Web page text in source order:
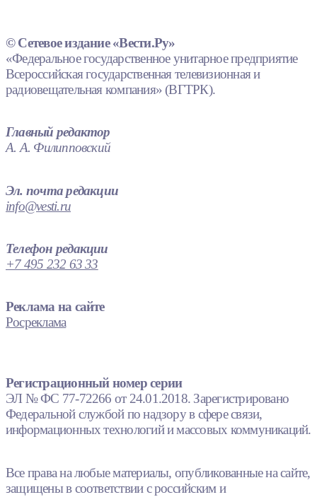
© Сетевое издание «Вести.Ру»
«Федеральное государственное унитарное предприятие
Всероссийская государственная телевизионная и
радиовещательная компания» (ВГТРК).
Главный редактор
А. А. Филипповский
Эл. почта редакции
info@vesti.ru
Телефон редакции
+7 495 232 63 33
Реклама на сайте
Росреклама
Регистрационный номер серии
ЭЛ № ФС 77-72266 от 24.01.2018. Зарегистрировано
Федеральной службой по надзору в сфере связи,
информационных технологий и массовых коммуникаций.
Все права на любые материалы, опубликованные на сайте,
защищены в соответствии с российским и